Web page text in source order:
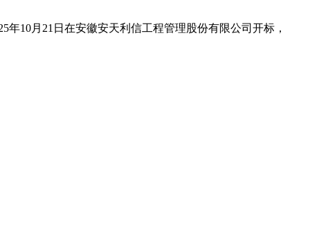
年10月21日在安徽安天利信工程管理股份有限公司开标，